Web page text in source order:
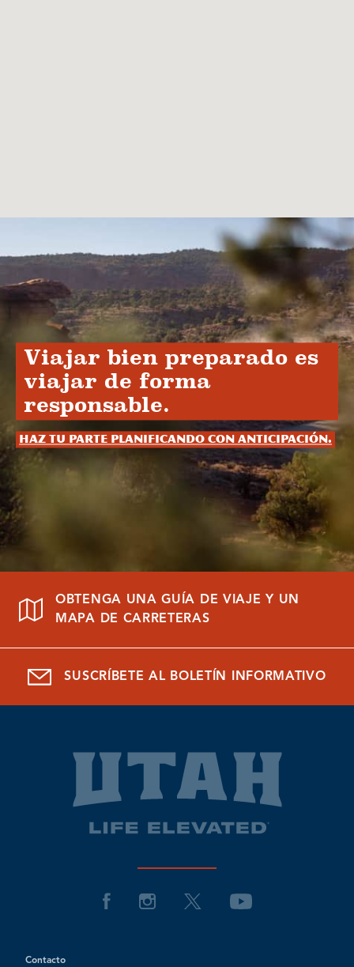
Viajar bien preparado es
viajar de forma
responsable.
Haz tu parte planificando con anticipación.
OBTENGA UNA GUÍA DE VIAJE Y UN
MAPA DE CARRETERAS
SUSCRÍBETE AL BOLETÍN INFORMATIVO
Contacto